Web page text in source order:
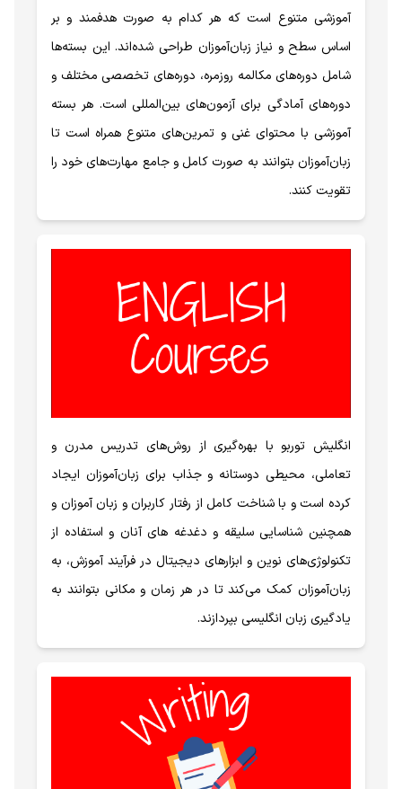
آموزشی متنوع است که هر کدام به صورت هدفمند و بر
اساس سطح و نیاز زبان‌آموزان طراحی شده‌اند. این بسته‌ها
شامل دوره‌های مکالمه روزمره، دوره‌های تخصصی مختلف و
دوره‌های آمادگی برای آزمون‌های بین‌المللی است. هر بسته
آموزشی با محتوای غنی و تمرین‌های متنوع همراه است تا
زبان‌آموزان بتوانند به صورت کامل و جامع مهارت‌های خود را
تقویت کنند.
انگلیش توربو با بهره‌گیری از روش‌های تدریس مدرن و
تعاملی، محیطی دوستانه و جذاب برای زبان‌آموزان ایجاد
کرده است و با شناخت کامل از رفتار کاربران و زبان آموزان و
همچنین شناسایی سلیقه و دغدغه های آنان و استفاده از
تکنولوژی‌های نوین و ابزارهای دیجیتال در فرآیند آموزش، به
زبان‌آموزان کمک می‌کند تا در هر زمان و مکانی بتوانند به
یادگیری زبان انگلیسی بپردازند.